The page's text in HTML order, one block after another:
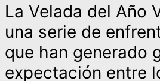
La Velada del Año
una serie de
que han generado
expectación entre